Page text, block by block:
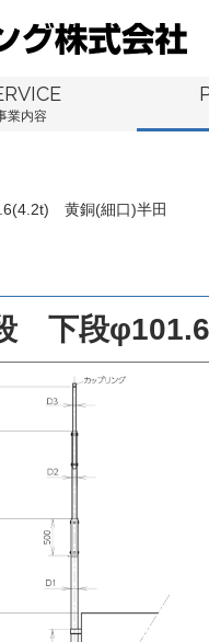
業内容
黄銅(細口)半田
下段